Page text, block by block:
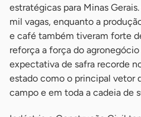
estratégicas para Minas
mil vagas, enquanto a
e café também tiveram forte
reforça a força do
expectativa de safra recorde
estado como o principal vetor
campo e em toda a cadeia de